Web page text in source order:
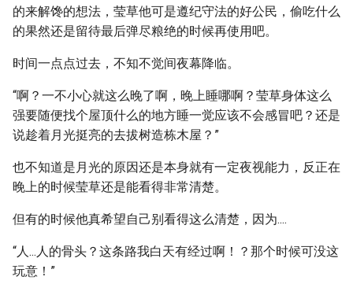
的来解馋的想法，莹草他可是遵纪守法的好公民，偷吃什么
的果然还是留待最后弹尽粮绝的时候再使用吧。
时间一点点过去，不知不觉间夜幕降临。
“啊？一不小心就这么晚了啊，晚上睡哪啊？莹草身体这么
强要随便找个屋顶什么的地方睡一觉应该不会感冒吧？还是
说趁着月光挺亮的去拔树造栋木屋？”
也不知道是月光的原因还是本身就有一定夜视能力，反正在
晚上的时候莹草还是能看得非常清楚。
但有的时候他真希望自己别看得这么清楚，因为....
“人...人的骨头？这条路我白天有经过啊！？那个时候可没这
玩意！”